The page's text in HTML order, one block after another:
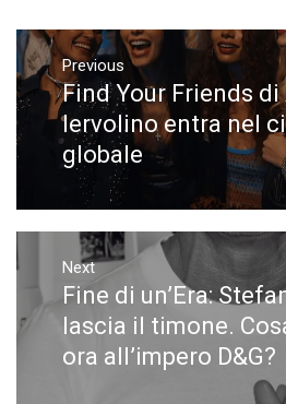
Navigazione
articoli
Previous
Previous
post:
Find Your Friends
Iervolino entra nel
globale
Next
Next
post:
Fine di un’Era:
lascia il timone.
ora all’impero D&G?